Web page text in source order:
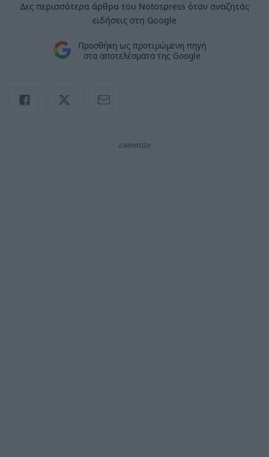
Δες περισσότερα άρθρα του Notospress όταν αναζητάς
ειδήσεις στη Google
Προσθήκη ως προτιμώμενη πηγή
στα αποτελέσματα της Google